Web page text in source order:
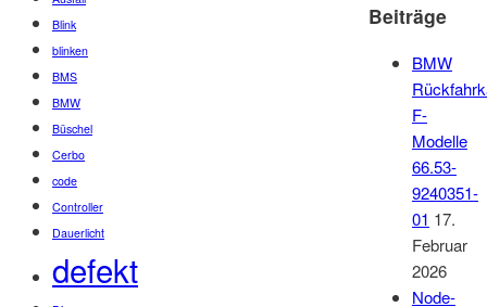
Beiträge
BMW
F-
Modelle
66.53-
9240351-
01 17.
Februar
2026
Node-
Blink
blinken
BMS
BMW
Büschel
Cerbo
code
Controller
Dauerlicht
defekt